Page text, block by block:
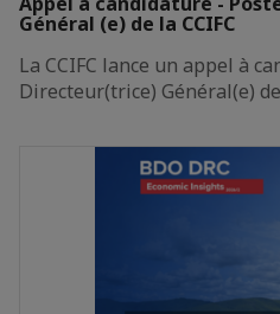
Général (e) de la CCIFC
La CCIFC lance un appel à
Directeur(trice) Général(e) de